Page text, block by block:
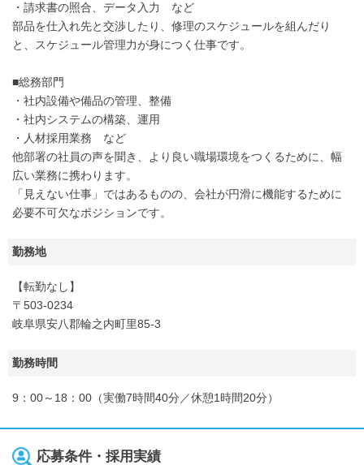
・請求書の照合、データ入力 など
部品を仕入れ先と交渉したり、修理のスケジュールを組んだり
と、スケジュール管理力が身につく仕事です。
■総務部門
・社内設備や備品の管理、整備
・社内システムの構築、運用
・人材採用業務 など
他部署の社員の声を聞き、より良い職場環境をつくるために、幅
広い業務に携わります。
「見えない仕事」ではあるものの、会社が円滑に機能するために
必要不可欠なポジションです。
勤務地
【転勤なし】
〒503-0234
岐阜県安八郡輪之内町里85-3
勤務時間
9：00～18：00（実働7時間40分／休憩1時間20分）
応募条件・採用実績